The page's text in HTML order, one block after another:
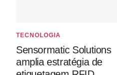
TECNOLOGIA
Sensormatic Solutions
amplia estratégia de